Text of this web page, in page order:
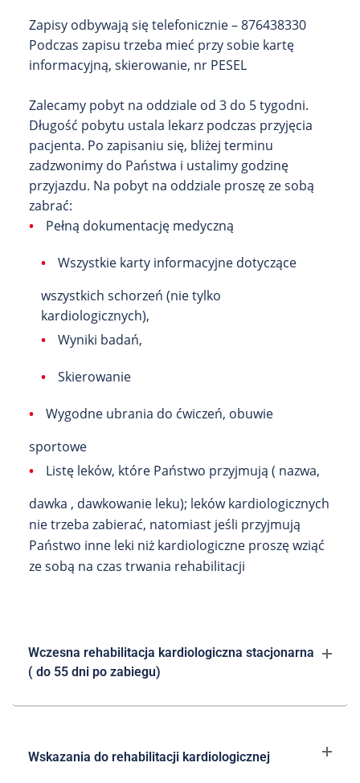
Zapisy odbywają się telefonicznie – 876438330
Podczas zapisu trzeba mieć przy sobie kartę
informacyjną, skierowanie, nr PESEL
Zalecamy pobyt na oddziale od 3 do 5 tygodni.
Długość pobytu ustala lekarz podczas przyjęcia
pacjenta. Po zapisaniu się, bliżej terminu
zadzwonimy do Państwa i ustalimy godzinę
przyjazdu. Na pobyt na oddziale proszę ze sobą
zabrać:
•
Pełną dokumentację medyczną
• Wszystkie karty informacyjne dotyczące
wszystkich schorzeń (nie tylko
kardiologicznych),
•
Wyniki badań,
• Skierowanie
•
Wygodne ubrania do ćwiczeń, obuwie
sportowe
•
Listę leków, które Państwo przyjmują ( nazwa,
dawka , dawkowanie leku); leków kardiologicznych
nie trzeba zabierać, natomiast jeśli przyjmują
Państwo inne leki niż kardiologiczne proszę wziąć
ze sobą na czas trwania rehabilitacji
Wczesna rehabilitacja kardiologiczna stacjonarna
( do 55 dni po zabiegu)
Wskazania do rehabilitacji kardiologicznej